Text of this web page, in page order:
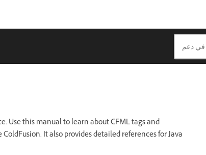
Use this manual to learn about CFML tags and
It also provides detailed references for Java